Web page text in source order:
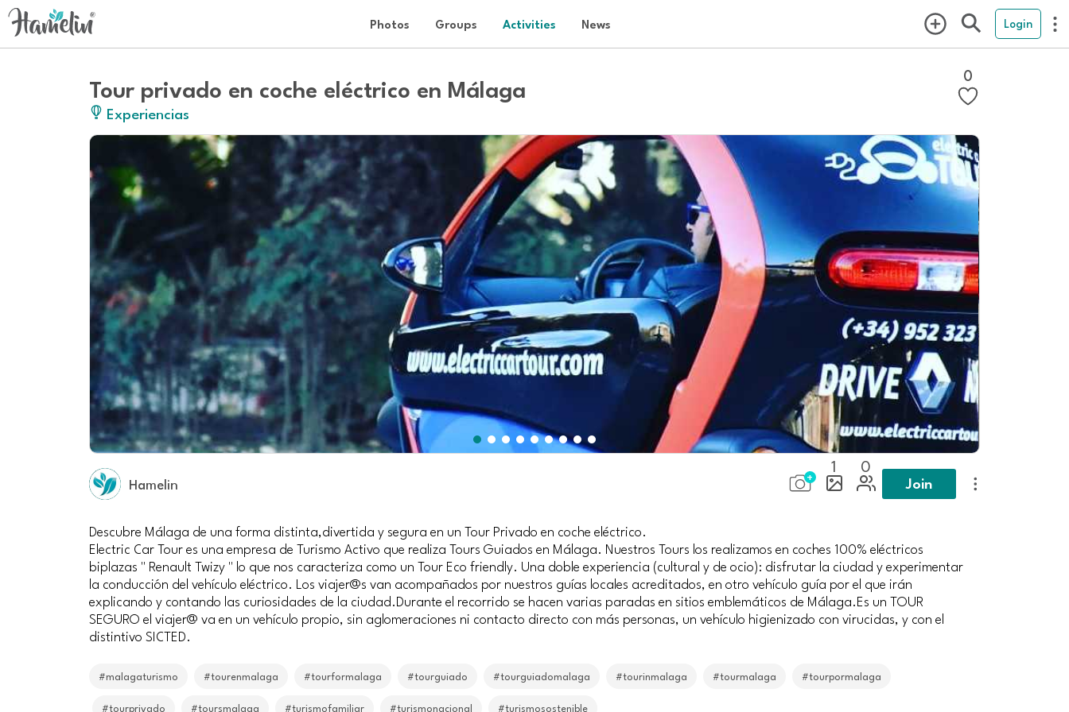
Photos Groups Activities News Login
Tour privado en coche eléctrico en Málaga
Experiencias
0
Hamelin
1 0
Join
Descubre Málaga de una forma distinta,divertida y segura en un Tour Privado en coche eléctrico.
Electric Car Tour es una empresa de Turismo Activo que realiza Tours Guiados en Málaga. Nuestros Tours los realizamos en coches 100% eléctricos
biplazas " Renault Twizy " lo que nos caracteriza como un Tour Eco friendly. Una doble experiencia (cultural y de ocio): disfrutar la ciudad y experimentar
la conducción del vehículo eléctrico. Los viajer@s van acompañados por nuestros guías locales acreditados, en otro vehículo guía por el que irán
explicando y contando las curiosidades de la ciudad.Durante el recorrido se hacen varias paradas en sitios emblemáticos de Málaga.Es un TOUR
SEGURO el viajer@ va en un vehículo propio, sin aglomeraciones ni contacto directo con más personas, un vehículo higienizado con virucidas, y con el
distintivo SICTED.
#malagaturismo #tourenmalaga #tourformalaga #tourguiado #tourguiadomalaga #tourinmalaga #tourmalaga #tourpormalaga
#tourprivado #toursmalaga #turismofamiliar #turismonacional #turismosostenible